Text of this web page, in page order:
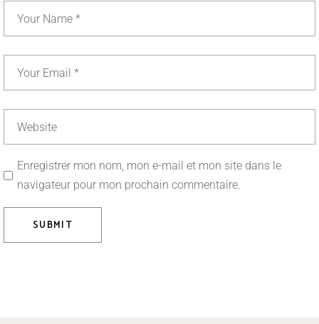
Enregistrer mon nom, mon e-mail et mon site dans le
navigateur pour mon prochain commentaire.
SUBMIT